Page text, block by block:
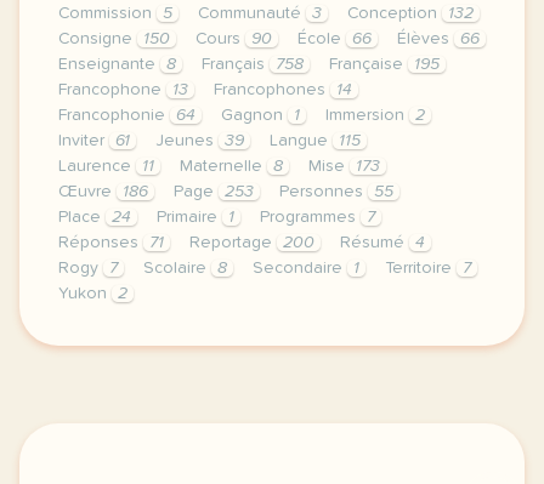
Commission
5 Communauté 3 Conception
132
Consigne
150 Cours 90 École 66 Élèves
66
Enseignante
8 Français 758 Française
195
Francophone
13 Francophones
14
Francophonie
64 Gagnon 1 Immersion
2
Inviter
61 Jeunes 39 Langue
115
Laurence
11 Maternelle 8 Mise
173
Œuvre
186 Page 253 Personnes
55
Place
24 Primaire 1 Programmes
7
Réponses
71 Reportage 200 Résumé
4
Rogy
7 Scolaire 8 Secondaire 1 Territoire
7
Yukon
2
le respect de votre vie privee est une priorite